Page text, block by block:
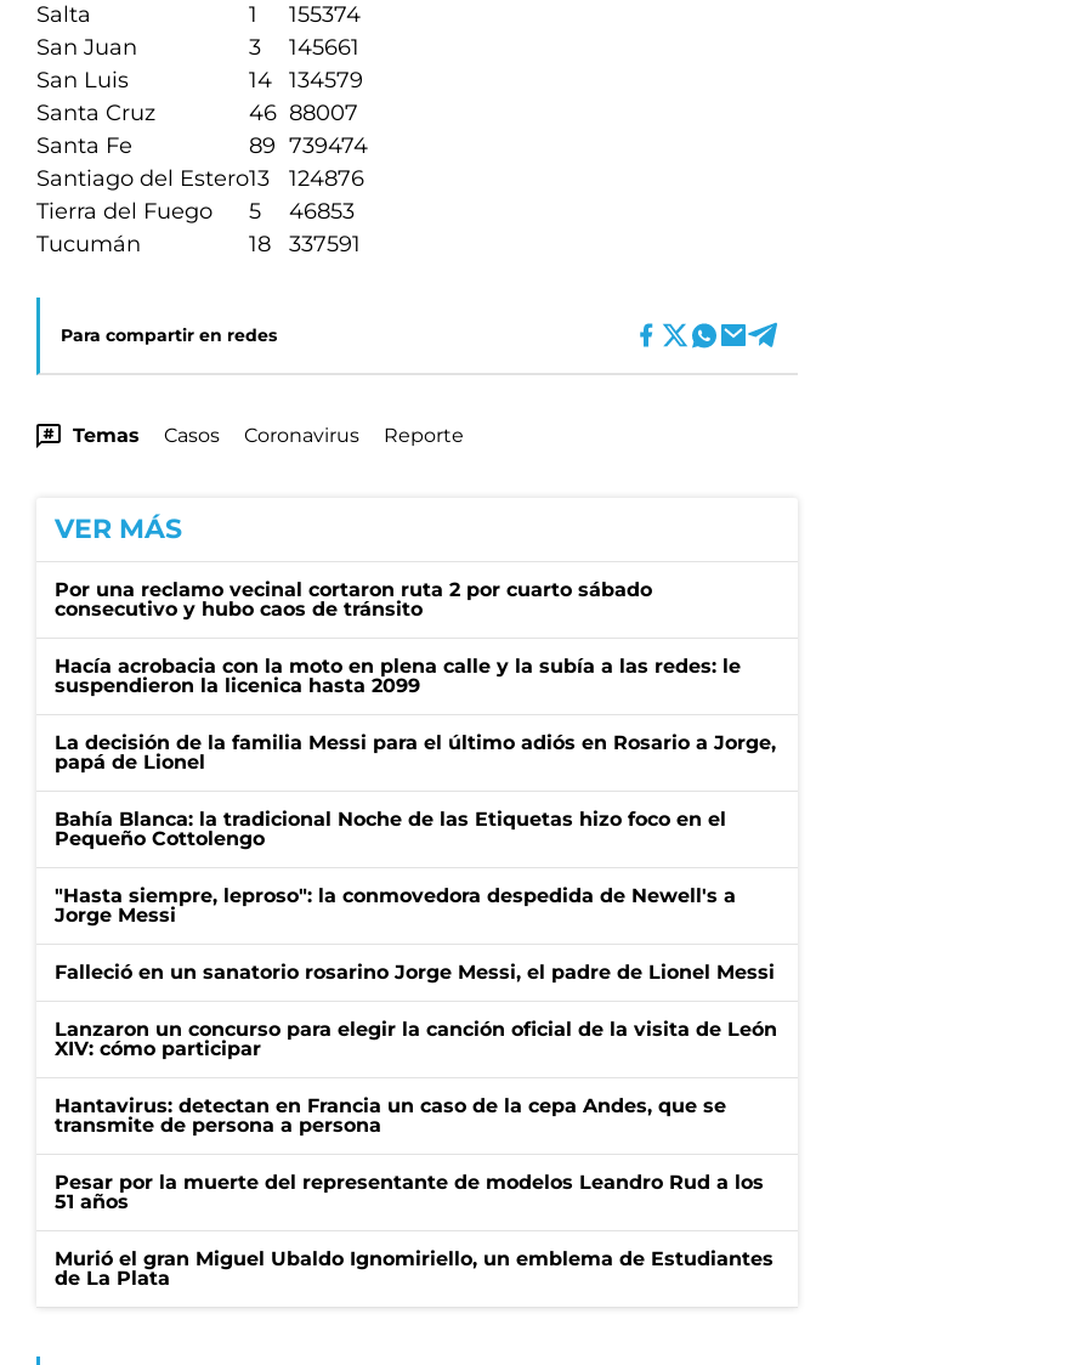
Salta
1
155374
San Juan
3
145661
San Luis
14
134579
Santa Cruz
46 88007
Santa Fe
89 739474
Santiago del Estero13
124876
Tierra del Fuego
5
46853
Tucumán
18 337591
Para compartir en redes
Temas Casos Coronavirus Reporte
VER MÁS
Por una reclamo vecinal cortaron ruta 2 por cuarto sábado
consecutivo y hubo caos de tránsito
Hacía acrobacia con la moto en plena calle y la subía a las redes: le
suspendieron la licenica hasta 2099
La decisión de la familia Messi para el último adiós en Rosario a Jorge,
papá de Lionel
Bahía Blanca: la tradicional Noche de las Etiquetas hizo foco en el
Pequeño Cottolengo
"Hasta siempre, leproso": la conmovedora despedida de Newell's a
Jorge Messi
Falleció en un sanatorio rosarino Jorge Messi, el padre de Lionel Messi
Lanzaron un concurso para elegir la canción oficial de la visita de León
XIV: cómo participar
Hantavirus: detectan en Francia un caso de la cepa Andes, que se
transmite de persona a persona
Pesar por la muerte del representante de modelos Leandro Rud a los
51 años
Murió el gran Miguel Ubaldo Ignomiriello, un emblema de Estudiantes
de La Plata